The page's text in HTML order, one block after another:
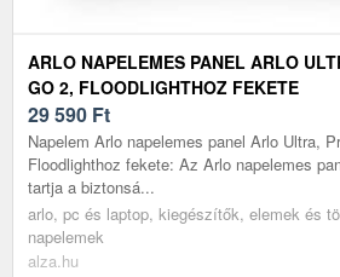
ARLO NAPELEMES PANEL ARLO
GO 2, FLOODLIGHTHOZ FEKETE
29 590 Ft
Napelem Arlo napelemes panel Arlo Ultra,
Floodlighthoz fekete: Az Arlo napelemes
tartja a biztonsá...
arlo, pc és laptop, kiegészítők, elemek és
napelemek
alza.hu